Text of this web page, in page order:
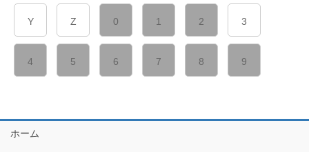
Y Z 0 1 2 3
4 5 6 7 8 9
ホーム